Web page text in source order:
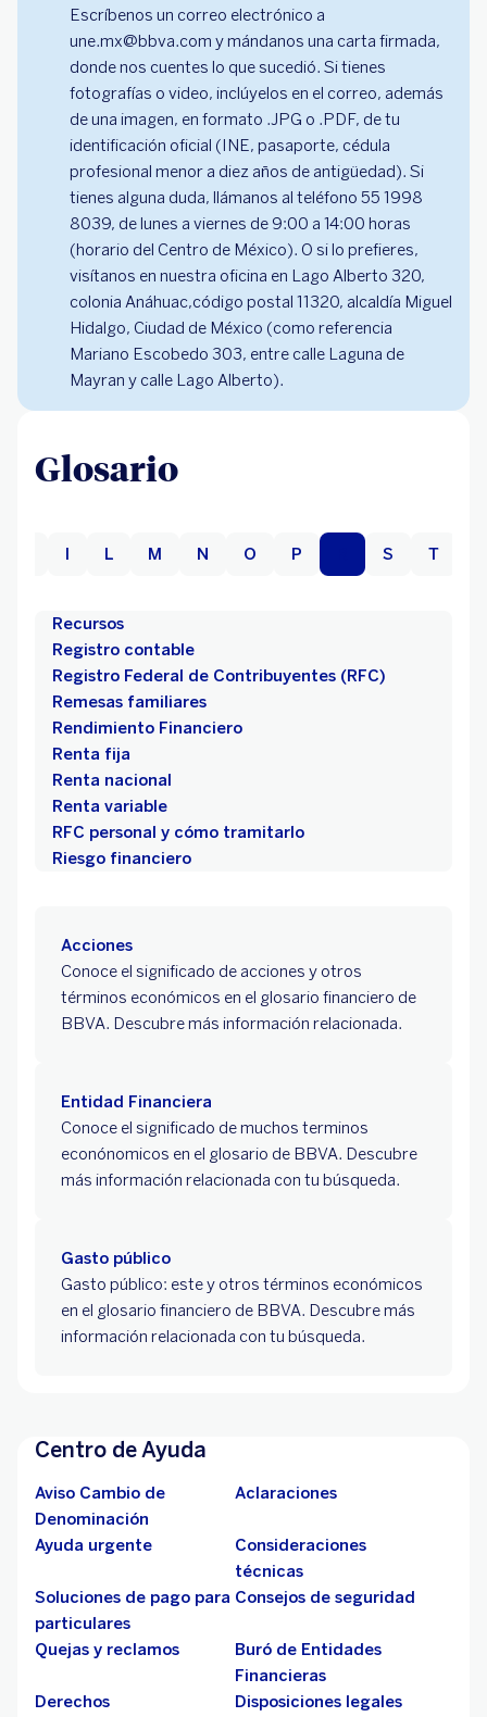
Escríbenos un correo electrónico a
une.mx@bbva.com y mándanos una carta firmada,
donde nos cuentes lo que sucedió. Si tienes
fotografías o video, inclúyelos en el correo, además
de una imagen, en formato .JPG o .PDF, de tu
identificación oficial (INE, pasaporte, cédula
profesional menor a diez años de antigüedad). Si
tienes alguna duda, llámanos al teléfono 55 1998
8039, de lunes a viernes de 9:00 a 14:00 horas
(horario del Centro de México). O si lo prefieres,
visítanos en nuestra oficina en Lago Alberto 320,
colonia Anáhuac,código postal 11320, alcaldía Miguel
Hidalgo, Ciudad de México (como referencia
Mariano Escobedo 303, entre calle Laguna de
Mayran y calle Lago Alberto).
Glosario
I L M N O P S T
Recursos
Registro contable
Registro Federal de Contribuyentes (RFC)
Remesas familiares
Rendimiento Financiero
Renta fija
Renta nacional
Renta variable
RFC personal y cómo tramitarlo
Riesgo financiero
Acciones
Conoce el significado de acciones y otros
términos económicos en el glosario financiero de
BBVA. Descubre más información relacionada.
Entidad Financiera
Conoce el significado de muchos terminos
econónomicos en el glosario de BBVA. Descubre
más información relacionada con tu búsqueda.
Gasto público
Gasto público: este y otros términos económicos
en el glosario financiero de BBVA. Descubre más
información relacionada con tu búsqueda.
Centro de Ayuda
Aviso Cambio de
Denominación
Aclaraciones
Ayuda urgente
Consideraciones
técnicas
Soluciones de pago para
particulares
Consejos de seguridad
Quejas y reclamos
Buró de Entidades
Financieras
Derechos
Disposiciones legales